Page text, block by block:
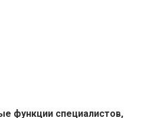
функции специалистов,